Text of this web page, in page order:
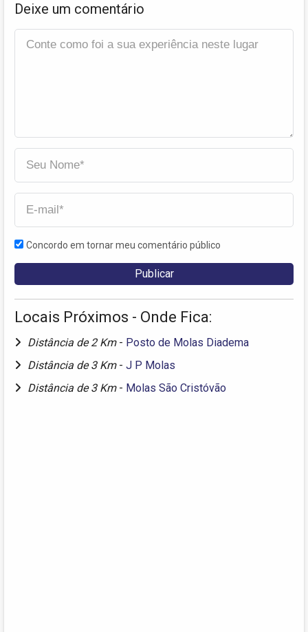
Deixe um comentário
Concordo em tornar meu comentário público
Locais Próximos - Onde Fica:
Distância de 2 Km - Posto de Molas Diadema
Distância de 3 Km - J P Molas
Distância de 3 Km - Molas São Cristóvão